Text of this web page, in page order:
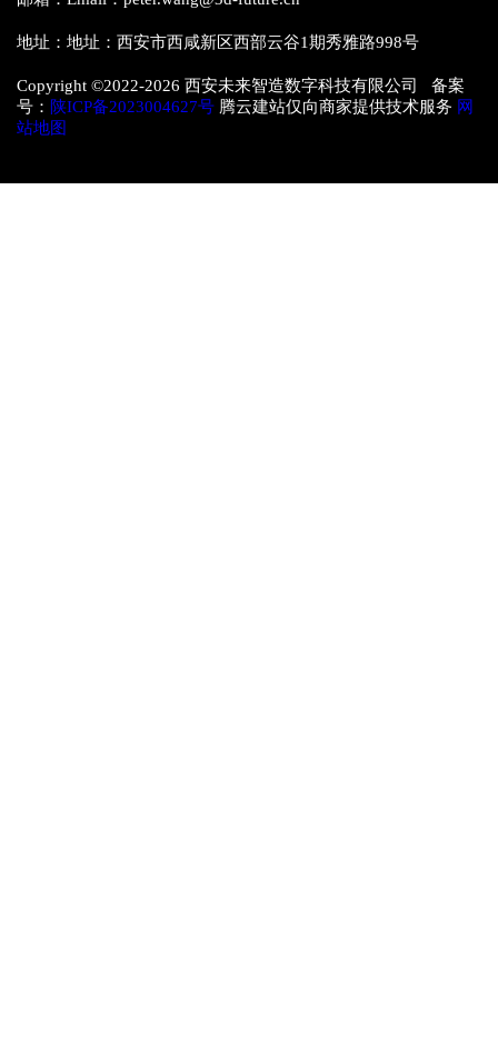
地址：地址：西安市西咸新区西部云谷1期秀雅路998号
Copyright ©2022-2026 西安未来智造数字科技有限公司 备案
号： 陕ICP备2023004627号 腾云建站仅向商家提供技术服务 网
站地图